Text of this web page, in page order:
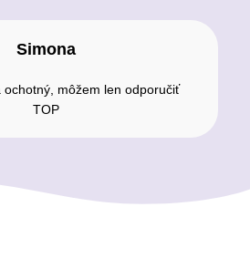
Simona
ochotný, môžem len odporučiť
TOP